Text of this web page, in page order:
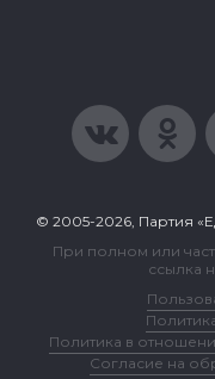
© 2005-2026, Партия
При полном или
ссылка
Политика в
Согласие на